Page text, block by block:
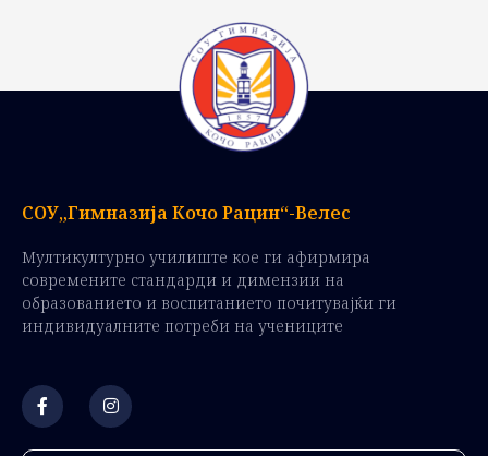
СОУ„Гимназија Кочо Рацин“-Велес
Мултикултурно училиште кое ги афирмира
современите стандарди и димензии на
образованието и воспитанието почитувајќи ги
индивидуалните потреби на учениците